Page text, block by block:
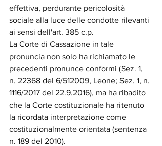
effettiva, perdurante pericolosità
sociale alla luce delle condotte rilevanti
ai sensi dell'art. 385 c.p.
La Corte di Cassazione in tale
pronuncia non solo ha richiamato le
precedenti pronunce conformi (Sez. 1,
n. 22368 del 6/512009, Leone; Sez. 1, n.
1116/2017 del 22.9.2016), ma ha ribadito
che la Corte costituzionale ha ritenuto
la ricordata interpretazione come
costituzionalmente orientata (sentenza
n. 189 del 2010).